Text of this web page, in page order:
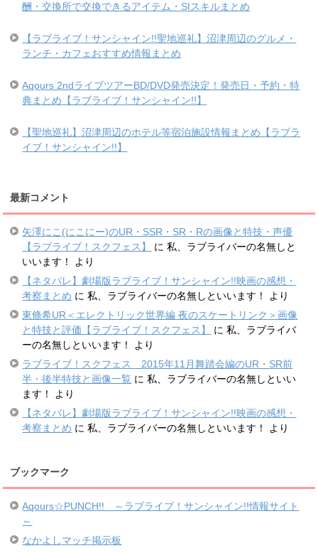
酬・交換所で交換できるアイテム・SIスキルまとめ
【ラブライブ！サンシャイン!!聖地巡礼】沼津周辺のグルメ・
ランチ・カフェおすすめ情報まとめ
Aqours 2ndライブツアーBD/DVD発売決定！発売日・予約・特
典まとめ【ラブライブ！サンシャイン!!】
【聖地巡礼】沼津周辺のホテル等宿泊施設情報まとめ【ラブラ
イブ！サンシャイン!!】
最新コメント
矢澤にこ(にこにー)のUR・SSR・SR・Rの画像と特技・声優
【ラブライブ！スクフェス】
に私、ラブライバーの名無しと
いいます！
より
【ネタバレ】劇場版ラブライブ！サンシャイン!!映画の感想・
考察まとめ に私、ラブライバーの名無しといいます！
より
東條希UR＜エレクトリック世界編 夜のスケートリンク＞画像
と特技と評価【ラブライブ！スクフェス】
に私、ラブライバ
ーの名無しといいます！
より
ラブライブ！スクフェス 2015年11月舞踏会編のUR・SR前
半・後半特技と画像一覧 に私、ラブライバーの名無しといい
ます！
より
【ネタバレ】劇場版ラブライブ！サンシャイン!!映画の感想・
考察まとめ に私、ラブライバーの名無しといいます！ より
ブックマーク
Aqours☆PUNCH!! ～ラブライブ！サンシャイン!!情報サイト
～
なかよしマッチ掲示板